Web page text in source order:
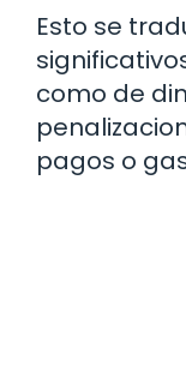
Esto se
como de
pagos o